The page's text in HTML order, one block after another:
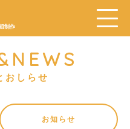
制作
おしらせ
お知らせ